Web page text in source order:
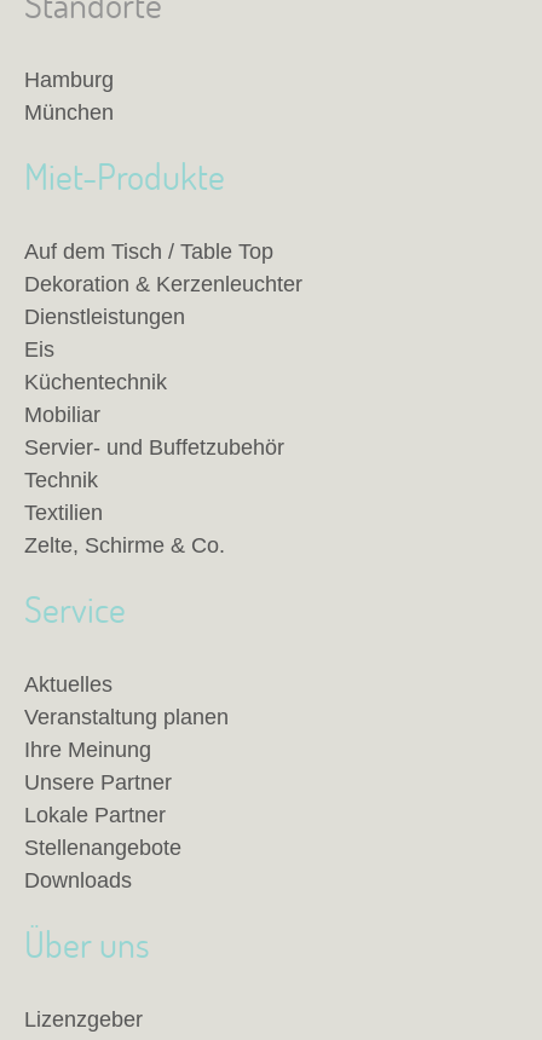
Hamburg
München
Miet-Produkte
Auf dem Tisch / Table Top
Dekoration & Kerzenleuchter
Dienstleistungen
Eis
Küchentechnik
Mobiliar
Servier- und Buffetzubehör
Technik
Textilien
Zelte, Schirme & Co.
Service
Aktuelles
Veranstaltung planen
Ihre Meinung
Unsere Partner
Lokale Partner
Stellenangebote
Downloads
Über uns
Lizenzgeber